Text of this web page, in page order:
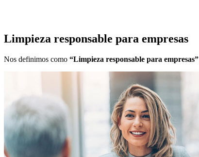
Limpieza responsable para empresas
Nos definimos como “Limpieza responsable para empresas”